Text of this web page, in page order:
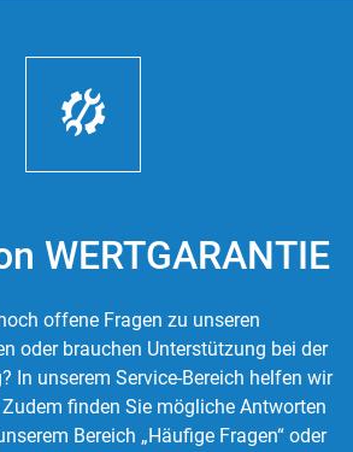
WERTGARANTIE
offene Fragen zu unseren
oder brauchen Unterstützung bei der
In unserem Service-Bereich helfen wir
finden Sie mögliche Antworten
Bereich „Häufige Fragen“ oder